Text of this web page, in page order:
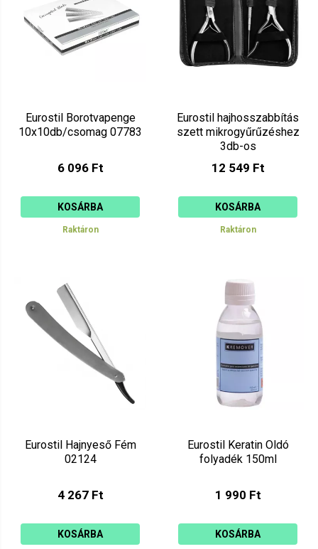
Eurostil Borotvapenge
10x10db/csomag 07783
6 096 Ft
KOSÁRBA
Raktáron
Eurostil hajhosszabbítás
szett mikrogyűrűzéshez
3db-os
12 549 Ft
KOSÁRBA
Raktáron
Eurostil Hajnyeső Fém
02124
4 267 Ft
KOSÁRBA
Eurostil Keratin Oldó
folyadék 150ml
1 990 Ft
KOSÁRBA